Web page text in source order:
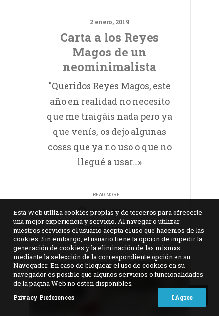
2 enero, 2019
Carta a los Reyes
Magos de un
neominimalista
"Queridos Reyes Magos, este
año en realidad no necesito
que me traigáis nada pero ya
que venís, os dejo algunas
cosas que ya no uso o que no
llegué a usar…»
READ MORE
by La Mudanza
Neominimalismo
Esta Web utiliza cookies propias y de terceros para ofrecerle
una mejor experiencia y servicio. Al navegar o utilizar
nuestros servicios el usuario acepta el uso que hacemos de las
cookies. Sin embargo, el usuario tiene la opción de impedir la
generación de cookies y la eliminación de las mismas
mediante la selección de la correspondiente opción en su
Navegador. En caso de bloquear el uso de cookies en su
navegador es posible que algunos servicios o funcionalidades
de la página Web no estén disponibles.
Privacy Preferences I Agree